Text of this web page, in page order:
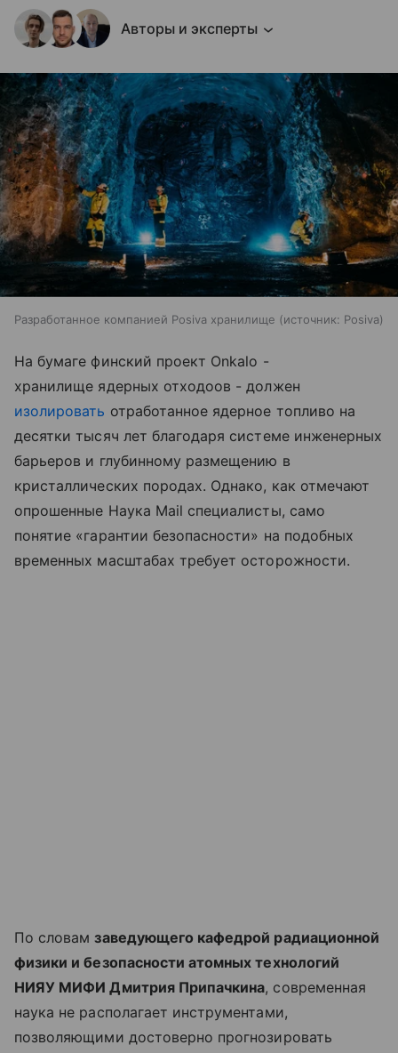
Авторы и эксперты
Разработанное компанией Posiva хранилище источник: Posiva
На бумаге финский проект Onkalo -
хранилище ядерных отходоов - должен
изолировать отработанное ядерное топливо на
десятки тысяч лет благодаря системе инженерных
барьеров и глубинному размещению в
кристаллических породах. Однако, как отмечают
опрошенные Наука Mail специалисты, само
понятие «гарантии безопасности» на подобных
временных масштабах требует осторожности.
По словамзаведующего кафедрой радиационной
физики и безопасности атомных технологий
НИЯУ МИФИ Дмитрия Припачкина, современная
наука не располагает инструментами,
позволяющими достоверно прогнозировать